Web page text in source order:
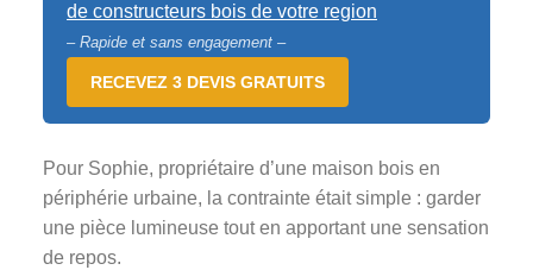
de constructeurs bois de votre region
– Rapide et sans engagement –
RECEVEZ 3 DEVIS GRATUITS
Pour Sophie, propriétaire d’une maison bois en
périphérie urbaine, la contrainte était simple : garder
une pièce lumineuse tout en apportant une sensation
de repos.